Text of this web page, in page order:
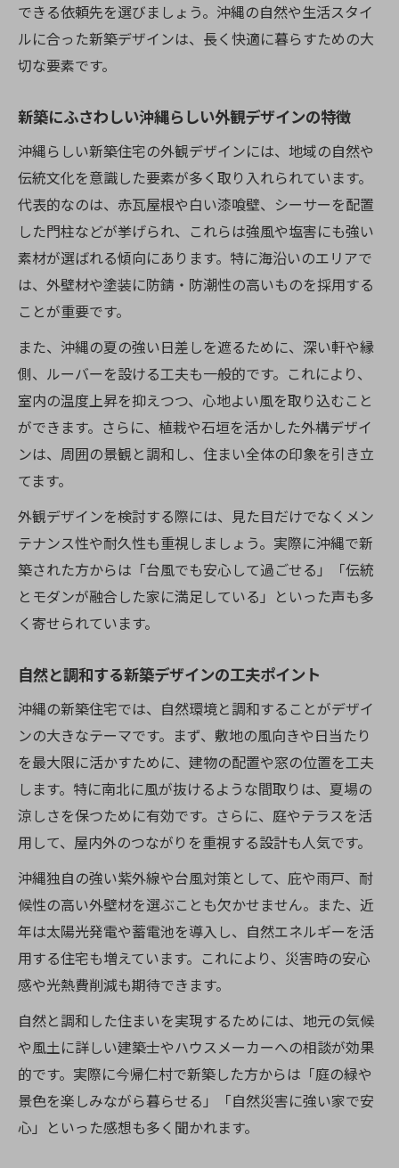
新築で追加費用を発生させないポイント整
理
家づくりで後悔しない依頼先選びの極意
新築で信頼できる依頼先を判断する基準
木に強い新築業者の特徴と探し方
新築依頼でチェックすべき保証とアフター
サービス
沖縄の気候に合う新築デザイン実例紹介
新築で叶える沖縄の風土に合った家づくり
実例
台風や湿気対策を考慮した新築デザインの
工夫
新築住宅で快適な断熱・通風を実現する方
法
家族が安心して暮らせる新築住宅の設計例
新築で叶える快適な沖縄暮らしのヒント
新築住宅で実現する理想の沖縄ライフスタ
イル
新築で快適な暮らしを支える設備と間取り
ト
新築住宅ならではの沖縄流の住まい方提案
新築で家族が笑顔になる住まいづくりの秘
訣
できる依頼先を選びましょう。沖縄の自然や生活スタイ
ルに合った新築デザインは、長く快適に暮らすための大
切な要素です。
新築にふさわしい沖縄らしい外観デザインの特徴
沖縄らしい新築住宅の外観デザインには、地域の自然や
伝統文化を意識した要素が多く取り入れられています。
代表的なのは、赤瓦屋根や白い漆喰壁、シーサーを配置
した門柱などが挙げられ、これらは強風や塩害にも強い
素材が選ばれる傾向にあります。特に海沿いのエリアで
は、外壁材や塗装に防錆・防潮性の高いものを採用する
ことが重要です。
また、沖縄の夏の強い日差しを遮るために、深い軒や縁
側、ルーバーを設ける工夫も一般的です。これにより、
室内の温度上昇を抑えつつ、心地よい風を取り込むこと
ができます。さらに、植栽や石垣を活かした外構デザイ
ンは、周囲の景観と調和し、住まい全体の印象を引き立
てます。
外観デザインを検討する際には、見た目だけでなくメン
テナンス性や耐久性も重視しましょう。実際に沖縄で新
築された方からは「台風でも安心して過ごせる」「伝統
とモダンが融合した家に満足している」といった声も多
く寄せられています。
自然と調和する新築デザインの工夫ポイント
沖縄の新築住宅では、自然環境と調和することがデザイ
ンの大きなテーマです。まず、敷地の風向きや日当たり
を最大限に活かすために、建物の配置や窓の位置を工夫
します。特に南北に風が抜けるような間取りは、夏場の
涼しさを保つために有効です。さらに、庭やテラスを活
用して、屋内外のつながりを重視する設計も人気です。
沖縄独自の強い紫外線や台風対策として、庇や雨戸、耐
候性の高い外壁材を選ぶことも欠かせません。また、近
年は太陽光発電や蓄電池を導入し、自然エネルギーを活
用する住宅も増えています。これにより、災害時の安心
感や光熱費削減も期待できます。
自然と調和した住まいを実現するためには、地元の気候
や風土に詳しい建築士やハウスメーカーへの相談が効果
的です。実際に今帰仁村で新築した方からは「庭の緑や
景色を楽しみながら暮らせる」「自然災害に強い家で安
心」といった感想も多く聞かれます。